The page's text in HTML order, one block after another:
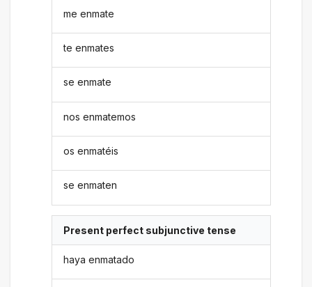
me enmate
te enmates
se enmate
nos enmatemos
os enmatéis
se enmaten
Present perfect subjunctive tense
haya enmatado